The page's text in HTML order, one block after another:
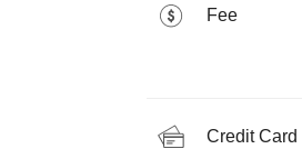
Fee
Credit Card